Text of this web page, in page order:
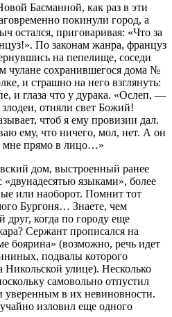
Басманной, как раз в эти
покинули город, а
остался, приговаривая: «Что за
По законам жанра, француз
на пепелище, соседи
чулане сохранившегося дома №
и страшно на него взглянуть:
и глаза что у дурака. «Ослеп, —
отняли свет Божий!
чтоб я ему провизии дал.
ему, что ничего, мол, нет. А он
мне прямо в лицо…»
дом, выстроенный ранее
языками», более
или наоборот. Помнит тот
Бургоня… Знаете, чем
друг, когда по городу еще
Сержант прописался на
боярина» (возможно, речь идет
подвалы которого
улице). Несколько
самовольно отпустил
уверенным в их невиновности.
изловил еще одного